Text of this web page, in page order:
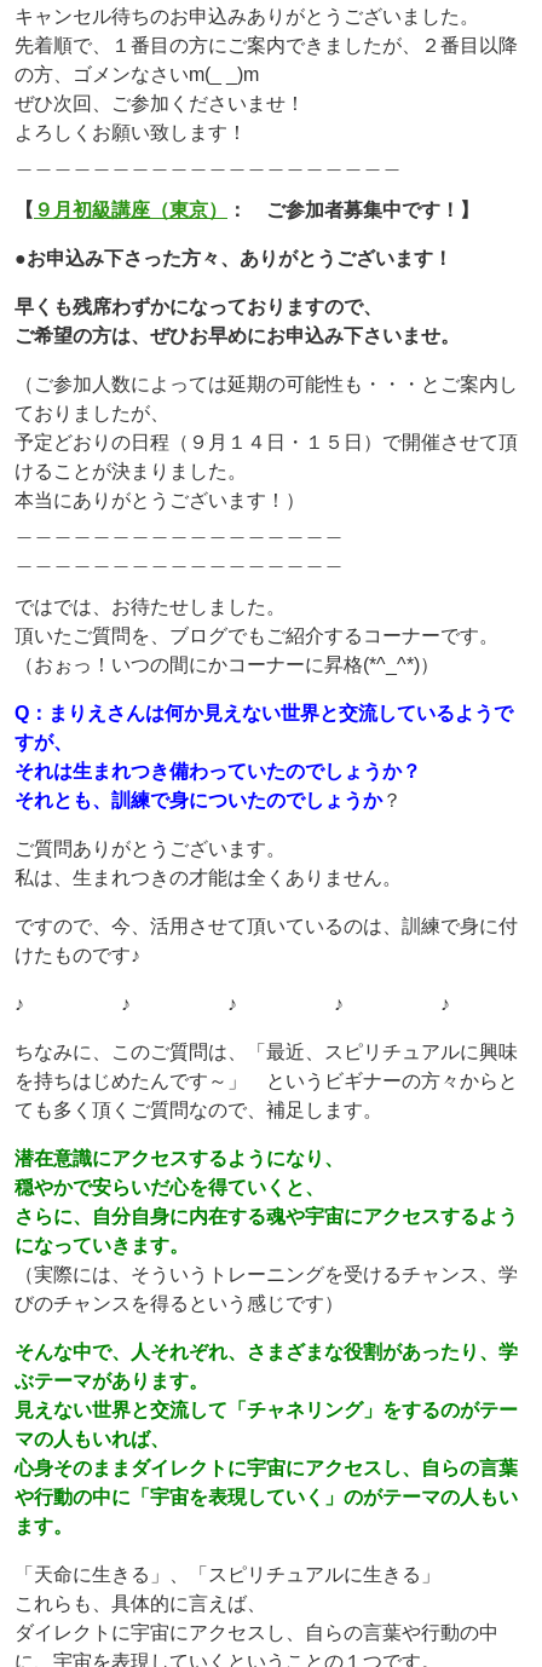
キャンセル待ちのお申込みありがとうございました。
先着順で、１番目の方にご案内できましたが、２番目以降
の方、ゴメンなさいm(_ _)m
ぜひ次回、ご参加くださいませ！
よろしくお願い致します！
【 ９月初級講座（東京） ： ご参加者募集中です！】
●お申込み下さった方々、ありがとうございます！
早くも残席わずかになっておりますので、
ご希望の方は、ぜひお早めにお申込み下さいませ。
（ご参加人数によっては延期の可能性も・・・とご案内し
ておりましたが、
予定どおりの日程（９月１４日・１５日）で開催させて頂
けることが決まりました。
本当にありがとうございます！）
ではでは、お待たせしました。
頂いたご質問を、ブログでもご紹介するコーナーです。
（おぉっ！いつの間にかコーナーに昇格(*^_^*)）
Q：まりえさんは何か見えない世界と交流しているようで
すが、
それは生まれつき備わっていたのでしょうか？
それとも、訓練で身についたのでしょうか？
ご質問ありがとうございます。
私は、生まれつきの才能は全くありません。
ですので、今、活用させて頂いているのは、訓練で身に付
けたものです♪
♪ ♪ ♪ ♪ ♪
ちなみに、このご質問は、「最近、スピリチュアルに興味
を持ちはじめたんです～」 というビギナーの方々からと
ても多く頂くご質問なので、補足します。
潜在意識にアクセスするようになり、
穏やかで安らいだ心を得ていくと、
さらに、自分自身に内在する魂や宇宙にアクセスするよう
になっていきます。
（実際には、そういうトレーニングを受けるチャンス、学
びのチャンスを得るという感じです）
そんな中で、人それぞれ、さまざまな役割があったり、学
ぶテーマがあります。
見えない世界と交流して「チャネリング」をするのがテー
マの人もいれば、
心身そのままダイレクトに宇宙にアクセスし、自らの言葉
や行動の中に「宇宙を表現していく」のがテーマの人もい
ます。
「天命に生きる」、「スピリチュアルに生きる」
これらも、具体的に言えば、
ダイレクトに宇宙にアクセスし、自らの言葉や行動の中
に、宇宙を表現していくということの１つです。